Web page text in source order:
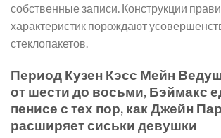
собственные записи. Конструкции
характеристик порождают
стеклопакетов.
Период Кузен Кэсс Мейн
от шести до восьми, Бэймакс
пенисе с тех пор, как Джейн
расширяет сиськи девушки